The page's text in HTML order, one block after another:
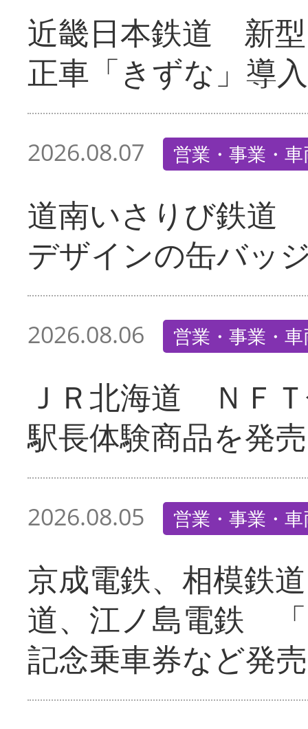
近畿日本鉄道 新
正車「きずな」導入
2026.08.07 営業・事業・
道南いさりび鉄道
デザインの缶バッ
2026.08.06 営業・事業・
ＪＲ北海道 ＮＦ
駅長体験商品を発売
2026.08.05 営業・事業・
京成電鉄、相模鉄
道、江ノ島電鉄
記念乗車券など発売